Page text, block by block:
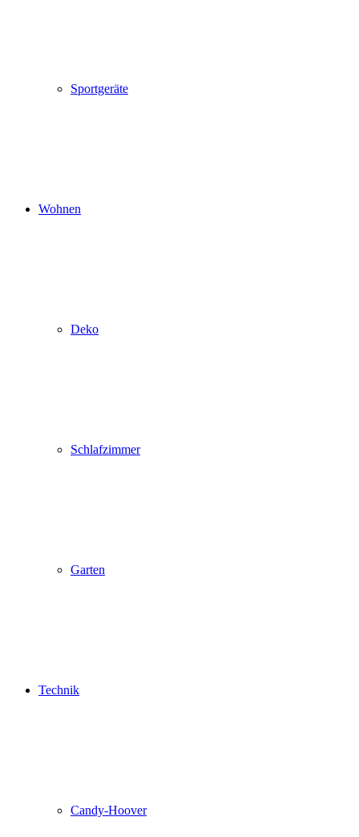
Sportgeräte
Wohnen
Deko
Schlafzimmer
Garten
Technik
Candy-Hoover